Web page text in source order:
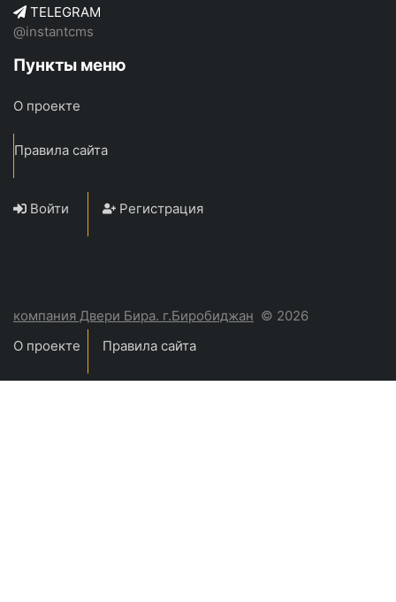
TELEGRAM
@instantcms
Пункты меню
О проекте
Правила сайта
Войти Регистрация
компания Двери Бира. г.Биробиджан © 2026
О проекте
Правила сайта